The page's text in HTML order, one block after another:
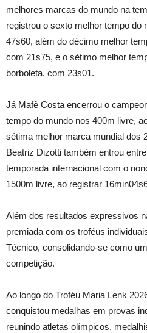
melhores marcas do mundo na
registrou o sexto melhor tempo do
47s60, além do décimo melhor
com 21s75, e o sétimo melhor
borboleta, com 23s01.
Já Mafê Costa encerrou o
tempo do mundo nos 400m livre,
sétima melhor marca mundial dos
Beatriz Dizotti também entrou
temporada internacional com o
1500m livre, ao registrar
Além dos resultados expressivos
premiada com os troféus
Técnico, consolidando-se como
competição.
Ao longo do Troféu Maria Lenk
conquistou medalhas em provas
reunindo atletas olímpicos,